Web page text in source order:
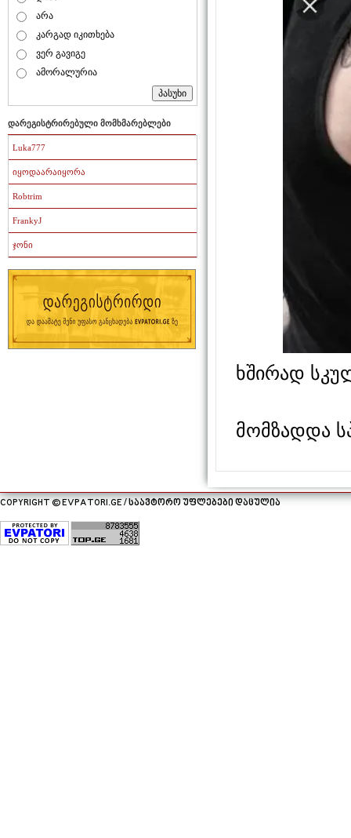
არა
კარგად იკითხება
ვერ გავიგე
ამორალურია
დარეგისტრირებული მომხმარებლები
Luka777
იყოდაარაიყორა
Robtrim
FrankyJ
ჯონი
ხშირად
მომზადდა
COPYRIGHT © EVPATORI.GE / საავტორო უფლებები დაცულია